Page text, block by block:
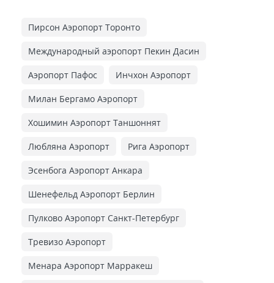
Пирсон Аэропорт Торонто
Международный аэропорт Пекин Дасин
Аэропорт Пафос Инчхон Аэропорт
Милан Бергамо Аэропорт
Хошимин Аэропорт Таншоннят
Любляна Аэропорт Рига Аэропорт
Эсенбога Аэропорт Анкара
Шенефельд Аэропорт Берлин
Пулково Аэропорт Санкт-Петербург
Тревизо Аэропорт
Менара Аэропорт Марракеш